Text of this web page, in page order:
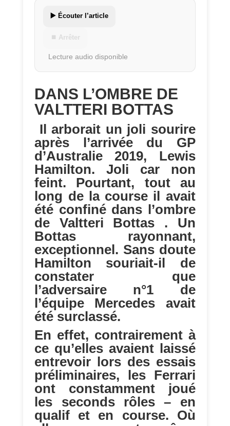
▶️ Écouter l’article
⏹ Arrêter
Lecture audio disponible
DANS L’OMBRE DE
VALTTERI BOTTAS
Il arborait un joli sourire
après l’arrivée du GP
d’Australie 2019, Lewis
Hamilton. Joli car non
feint. Pourtant, tout au
long de la course il avait
été confiné dans l’ombre
de Valtteri Bottas . Un
Bottas rayonnant,
exceptionnel. Sans doute
Hamilton souriait-il de
constater que
l’adversaire n°1 de
l’équipe Mercedes avait
été surclassé.
En effet, contrairement à
ce qu’elles avaient laissé
entrevoir lors des essais
préliminaires, les Ferrari
ont constamment joué
les seconds rôles – en
qualif et en course. Où